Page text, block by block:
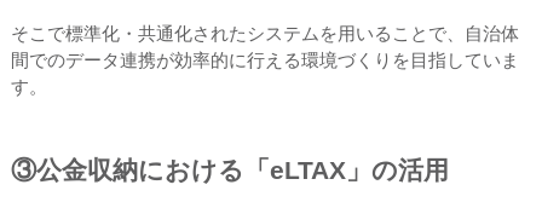
そこで標準化・共通化されたシステムを用いることで、自治体
間でのデータ連携が効率的に行える環境づくりを目指していま
す。
③公金収納における「eLTAX」の活用